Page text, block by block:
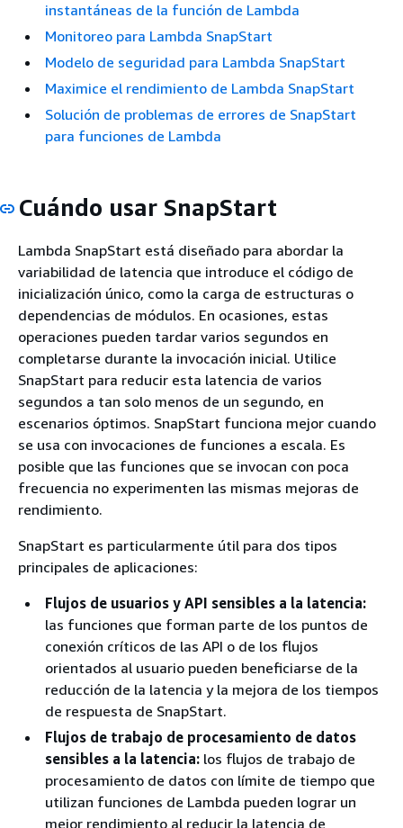
instantáneas de la función de Lambda
Monitoreo para Lambda SnapStart
Modelo de seguridad para Lambda SnapStart
Maximice el rendimiento de Lambda SnapStart
Solución de problemas de errores de SnapStart
para funciones de Lambda
Cuándo usar SnapStart
Lambda SnapStart está diseñado para abordar la
variabilidad de latencia que introduce el código de
inicialización único, como la carga de estructuras o
dependencias de módulos. En ocasiones, estas
operaciones pueden tardar varios segundos en
completarse durante la invocación inicial. Utilice
SnapStart para reducir esta latencia de varios
segundos a tan solo menos de un segundo, en
escenarios óptimos. SnapStart funciona mejor cuando
se usa con invocaciones de funciones a escala. Es
posible que las funciones que se invocan con poca
frecuencia no experimenten las mismas mejoras de
rendimiento.
SnapStart es particularmente útil para dos tipos
principales de aplicaciones:
Flujos de usuarios y API sensibles a la latencia:
las funciones que forman parte de los puntos de
conexión críticos de las API o de los flujos
orientados al usuario pueden beneficiarse de la
reducción de la latencia y la mejora de los tiempos
de respuesta de SnapStart.
Flujos de trabajo de procesamiento de datos
sensibles a la latencia: los flujos de trabajo de
procesamiento de datos con límite de tiempo que
utilizan funciones de Lambda pueden lograr un
mejor rendimiento al reducir la latencia de